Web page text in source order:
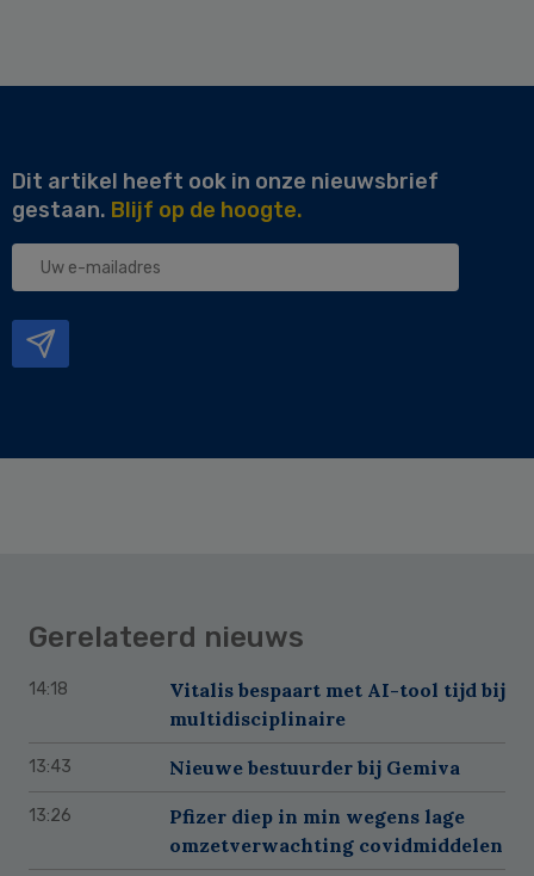
Dit artikel heeft ook in onze nieuwsbrief
gestaan. Blijf op de hoogte.
Uw
Gerelateerd nieuws
14:18
Vitalis bespaart met AI-tool tijd bij
multidisciplinaire
13:43 Nieuwe bestuurder bij Gemiva
13:26
Pfizer diep in min wegens lage
omzetverwachting covidmiddelen